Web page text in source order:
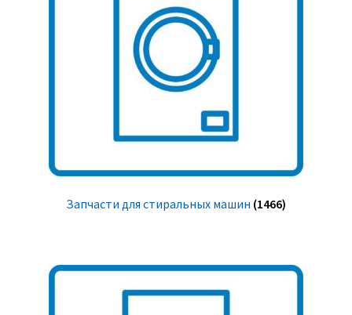
Запчасти для стиральных машин (1466)